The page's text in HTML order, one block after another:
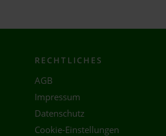
RECHTLICHES
AGB
Impressum
Datenschutz
Cookie-Einstellungen